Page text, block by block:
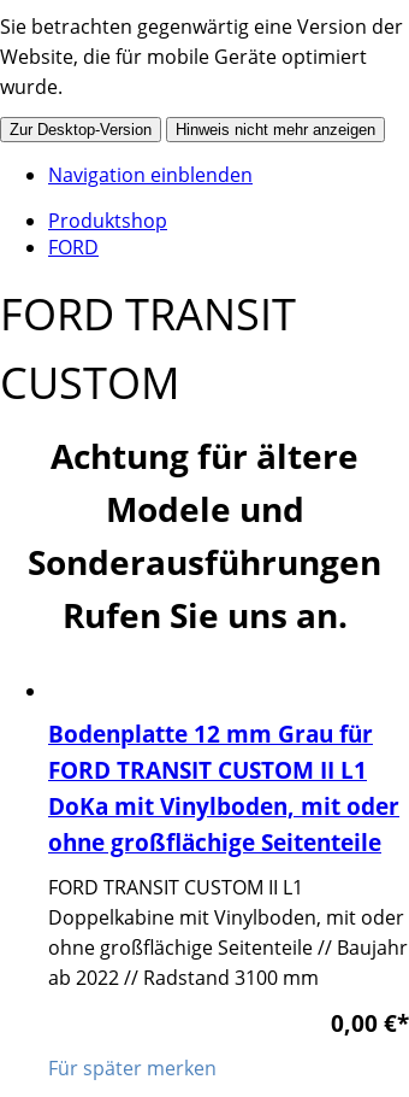
Sie betrachten gegenwärtig eine Version der
Website, die für mobile Geräte optimiert
wurde.
Zur Desktop-Version Hinweis nicht mehr anzeigen
Navigation einblenden
Produktshop
FORD
FORD TRANSIT
CUSTOM
Achtung für ältere
Modele und
Sonderausführungen
Rufen Sie uns an.
Bodenplatte 12 mm Grau für
FORD TRANSIT CUSTOM II L1
DoKa mit Vinylboden, mit oder
ohne großflächige Seitenteile
FORD TRANSIT CUSTOM II L1
Doppelkabine mit Vinylboden, mit oder
ohne großflächige Seitenteile // Baujahr
ab 2022 // Radstand 3100 mm
0,00 €*
Für später merken